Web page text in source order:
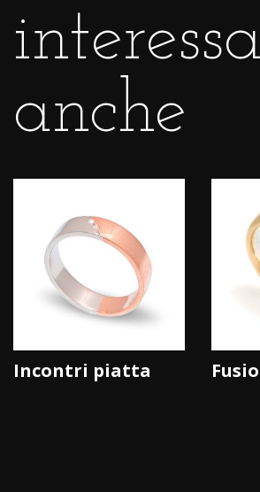
anche
Incontri piatta